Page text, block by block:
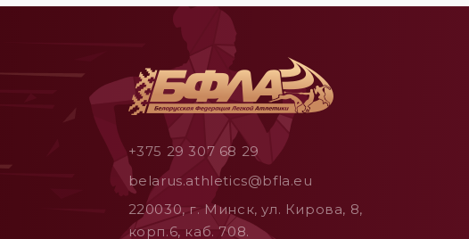
+375 29 307 68 29
belarus.athletics@bfla.eu
220030, г. Минск, ул. Кирова, 8,
корп.6, каб. 708.